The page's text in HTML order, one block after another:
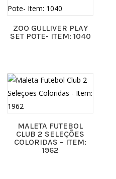
ZOO GULLIVER PLAY
SET POTE- ITEM: 1040
MALETA FUTEBOL
CLUB 2 SELEÇÕES
COLORIDAS – ITEM:
1962